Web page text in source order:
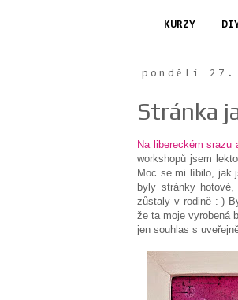
KURZY
pondělí
Stránka
Na libereckém srazu
workshopů jsem
Moc se mi líbilo, jak
byly stránky
zůstaly v rodině :-)
že ta moje vyrobená
jen souhlas s